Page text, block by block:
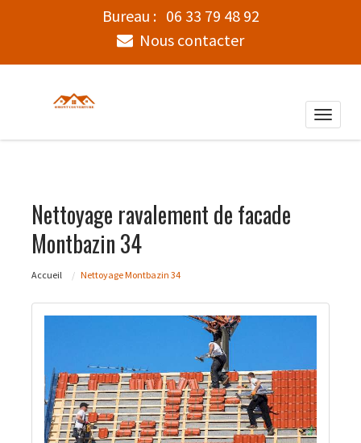
Bureau : 06 33 79 48 92
Nous contacter
Toggle
Nettoyage ravalement de facade
Montbazin 34
Accueil Nettoyage Montbazin 34